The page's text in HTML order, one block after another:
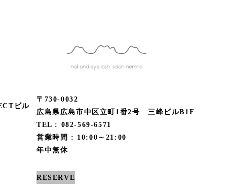
ビル
〒730-0032
広島県広島市中区立町1番2号 三峰ビルB1F
TEL : 082-569-6571
営業時間 : 10:00～21:00
年中無休
RESERVE